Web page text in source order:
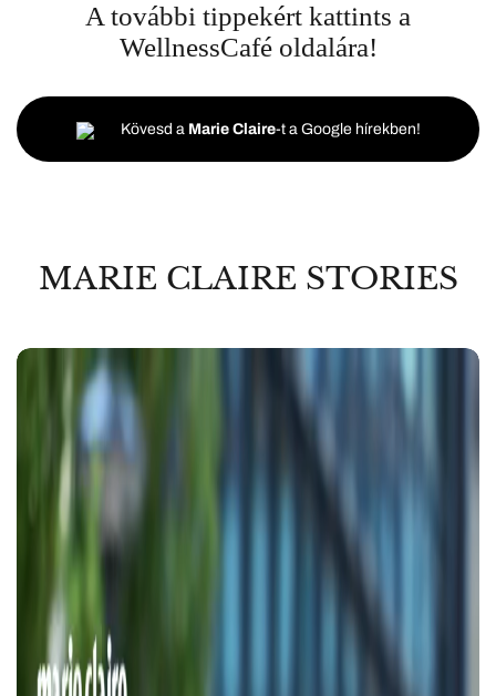
A további tippekért kattints a
WellnessCaféoldalára!
Kövesd a Marie Claire-t a Google hírekben!
MARIE CLAIRE STORIES